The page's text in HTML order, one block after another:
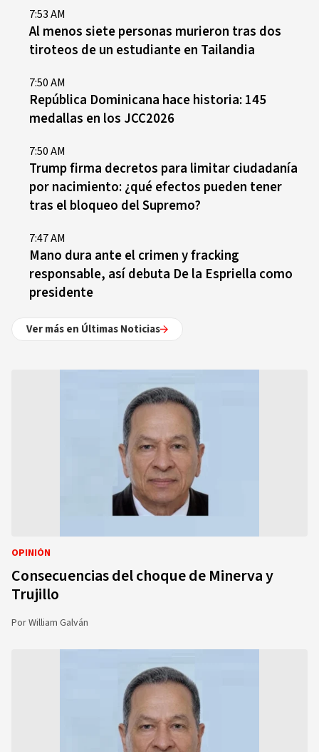
7:53 AM
Al menos siete personas murieron tras dos
tiroteos de un estudiante en Tailandia
7:50 AM
República Dominicana hace historia: 145
medallas en los JCC2026
7:50 AM
Trump firma decretos para limitar ciudadanía
por nacimiento: ¿qué efectos pueden tener
tras el bloqueo del Supremo?
7:47 AM
Mano dura ante el crimen y fracking
responsable, así debuta De la Espriella como
presidente
Ver más en Últimas Noticias
OPINIÓN
Consecuencias del choque de Minerva y
Trujillo
PorWilliam Galván